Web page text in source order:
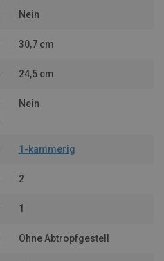
Nein
30,7 cm
24,5 cm
Nein
1-kammerig
2
1
Ohne Abtropfgestell